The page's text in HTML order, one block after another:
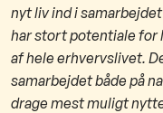
nyt liv ind i
harstort potentiale for
af hele erhvervslivet.
samarbejdetbåde på
drage mest muligt